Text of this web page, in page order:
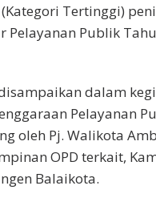
Tertinggi)
Pelayanan Publik
dalam
Pelayanan
oleh Pj. Walikota
OPD terkait,
Balaikota.